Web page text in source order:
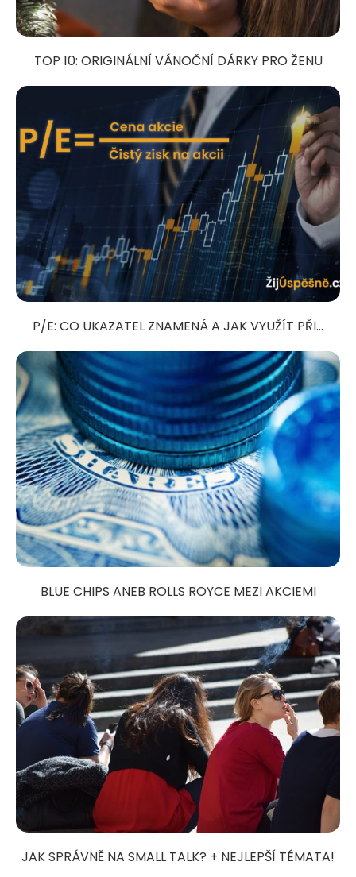
TOP 10: ORIGINÁLNÍ VÁNOČNÍ DÁRKY PRO ŽENU
P/E: CO UKAZATEL ZNAMENÁ A JAK VYUŽÍT PŘI...
BLUE CHIPS ANEB ROLLS ROYCE MEZI AKCIEMI
JAK SPRÁVNĚ NA SMALL TALK? + NEJLEPŠÍ TÉMATA!